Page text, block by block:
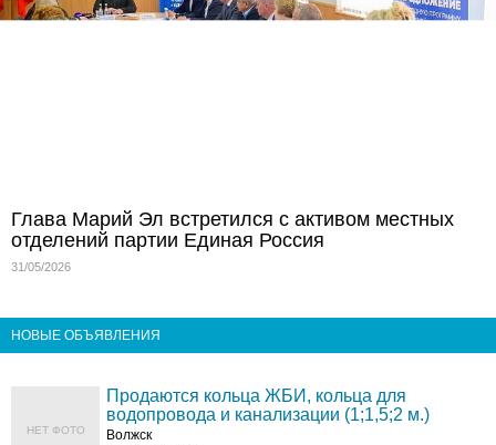
Глава Марий Эл встретился с активом местных
отделений партии Единая Россия
31/05/2026
НОВЫЕ ОБЪЯВЛЕНИЯ
НЕТ ФОТО
Продаются кольца ЖБИ, кольца для
водопровода и канализации (1;1,5;2 м.)
Волжск